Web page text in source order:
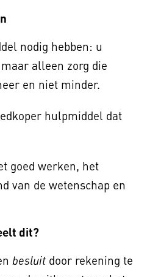
nodig hebben: u
alleen zorg die
en niet minder.
hulpmiddel dat
goed werken, het
van de wetenschap en
dit?
besluit door rekening te